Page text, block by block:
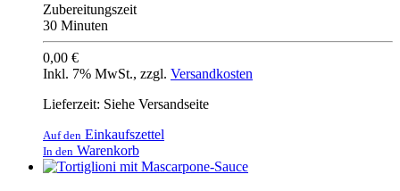
Zubereitungszeit
30 Minuten
0,00 €
Inkl. 7% MwSt., zzgl. Versandkosten
Lieferzeit: Siehe Versandseite
Auf den Einkaufszettel
In den Warenkorb